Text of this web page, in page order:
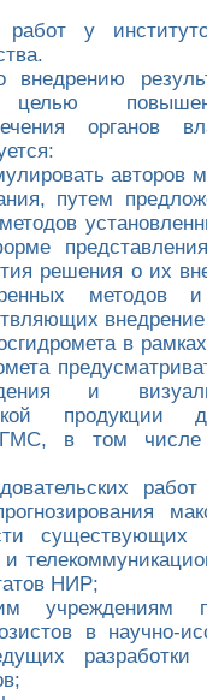
у
органов
авторов
путем
решения о их
методов и
в
и
продукции
УГМС, в том
работ
существующих
НИР;
учреждениям
в научно-